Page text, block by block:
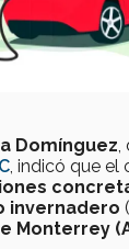
Domínguez,
, indicó que el
invernadero
Monterrey